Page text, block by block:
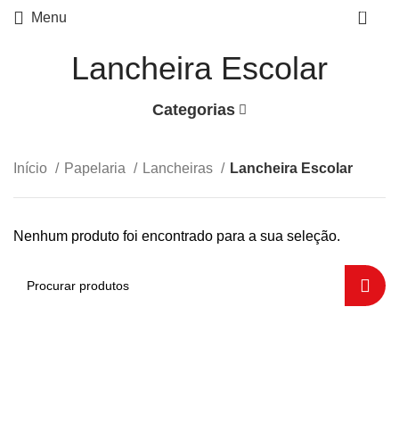
Menu 0
Lancheira Escolar
Categorias
Início Papelaria Lancheiras Lancheira Escolar
Nenhum produto foi encontrado para a sua seleção.